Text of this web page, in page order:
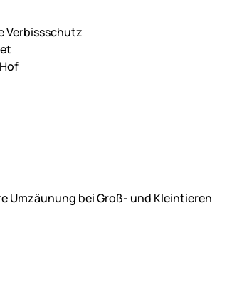
Verbissschutz
Umzäunung bei Groß- und Kleintieren